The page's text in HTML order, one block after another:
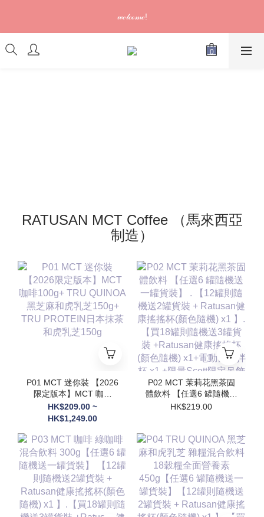
電郵為準)
𝓌ℯ𝓁𝒸ℴ𝓂ℯ!
訂單可供取貨/發貨後會發出電郵通知，請填妥正確資料 (*通知以
電郵為準)
RATUSAN MCT Coffee （馬來西亞
制造）
P01 MCT 迷你裝 【2026
限定版本】MCT 咖啡
100g+ TRU QUINOA黑
芝麻和虎乳芝150g+
和虎乳芝150g
HK$209.00 ~
HK$1,249.00
P02 MCT 茉莉花黑茶固
體飲料 【任選6 罐隨機送
一罐貨裝】 . 【12罐則隨
】.【買18罐則隨機送3罐
貨裝 +Ratusan健康搖搖
杯(顏色隨機) x1+電動自
攪拌杯 x1 +限量Scott限
定吊飾(隨機顏色) x1】
HK$219.00